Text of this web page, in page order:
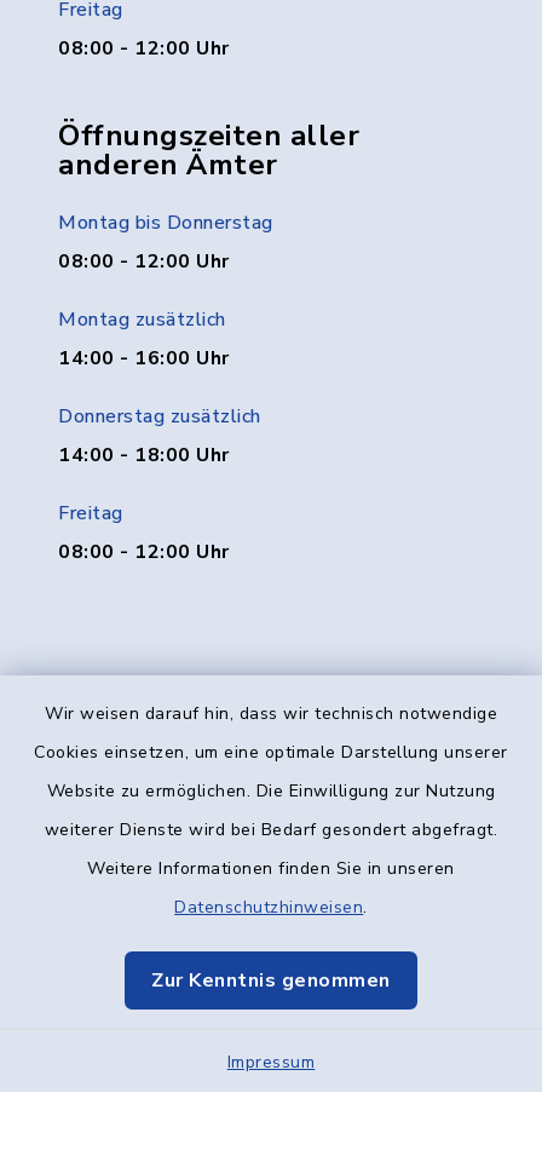
Wir weisen darauf hin, dass wir technisch notwendige
Cookies einsetzen, um eine optimale Darstellung unserer
Website zu ermöglichen. Die Einwilligung zur Nutzung
weiterer Dienste wird bei Bedarf gesondert abgefragt.
Weitere Informationen finden Sie in unseren
Datenschutzhinweisen.
Zur Kenntnis genommen
Impressum
Freitag
08:00 - 12:00 Uhr
Öffnungszeiten aller
anderen Ämter
Montag bis Donnerstag
08:00 - 12:00 Uhr
Montag zusätzlich
14:00 - 16:00 Uhr
Donnerstag zusätzlich
14:00 - 18:00 Uhr
Freitag
08:00 - 12:00 Uhr
Kontakt
Datenschutz
Elektronische Kommunikation
Sitemap